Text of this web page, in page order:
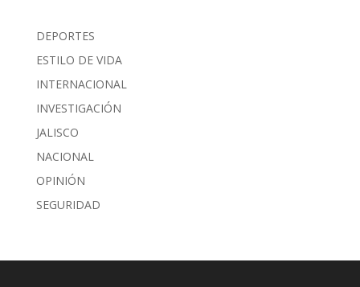
DEPORTES
ESTILO DE VIDA
INTERNACIONAL
INVESTIGACIÓN
JALISCO
NACIONAL
OPINIÓN
SEGURIDAD